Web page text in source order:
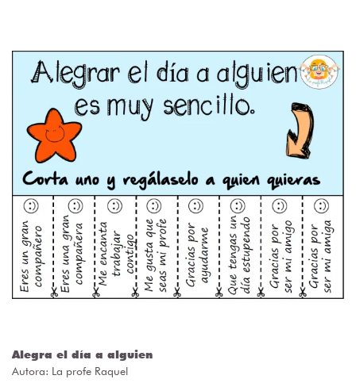
Alegra el día a alguien
Autora: La profe Raquel